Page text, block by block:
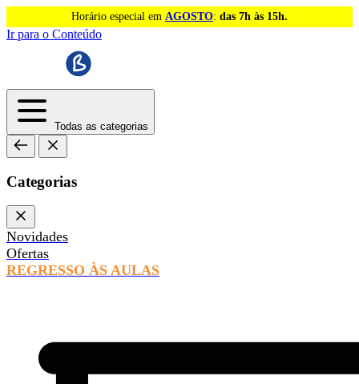
Horário especial em AGOSTO: das 7h às 15h.
Ir para o Conteúdo
Todas as categorias
Categorias
Novidades
Ofertas
REGRESSO ÀS AULAS